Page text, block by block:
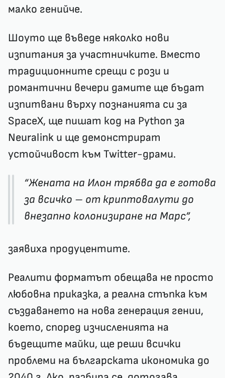
малко генийче.
Шоуто ще въведе няколко нови
изпитания за участничките. Вместо
традиционните срещи с рози и
романтични вечери дамите ще бъдат
изпитвани върху познанията си за
SpaceX, ще пишат код на Python за
Neuralink и ще демонстрират
устойчивост към Twitter-драми.
“Жената на Илон трябва да е готова
за всичко – от криптовалути до
внезапно колонизиране на Марс”,
заявиха продуцентите.
Реалити форматът обещава не просто
любовна приказка, а реална стъпка към
създаването на нова генерация гении,
което, според изчисленията на
бъдещите майки, ще реши всички
проблеми на българската икономика до